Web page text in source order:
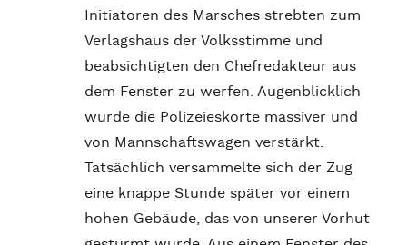
Initiatoren des Marsches strebten zum
Verlagshaus der Volksstimme und
beabsichtigten den Chefredakteur aus
dem Fenster zu werfen. Augenblicklich
wurde die Polizeieskorte massiver und
von Mannschaftswagen verstärkt.
Tatsächlich versammelte sich der Zug
eine knappe Stunde später vor einem
hohen Gebäude, das von unserer Vorhut